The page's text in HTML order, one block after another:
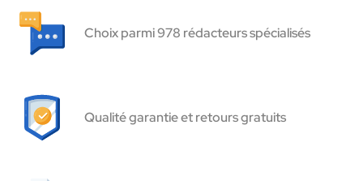
Choix parmi 978 rédacteurs spécialisés
Qualité garantie et retours gratuits